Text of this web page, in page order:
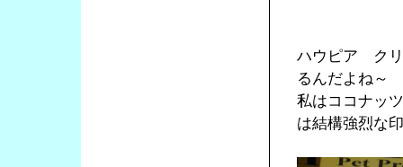
ハウピア クリ
るんだよね～
私はココナッ
は結構強烈な